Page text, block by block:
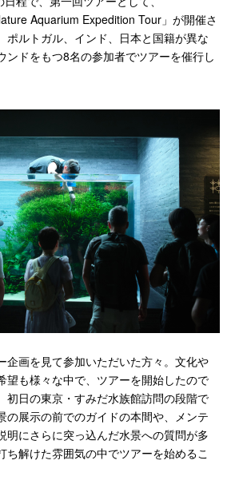
Aquarium Expedition Tour」が開催さ
ポルトガル、インド、⽇本と国籍が異な
ンドをもつ8名の参加者でツアーを催⾏し
企画を⾒て参加いただいた⽅々。⽂化や
望も様々な中で、ツアーを開始したので
初⽇の東京・すみだ⽔族館訪問の段階で
の展⽰の前でのガイドの本間や、メンテ
明にさらに突っ込んだ⽔景への質問が多
ち解けた雰囲気の中でツアーを始めるこ